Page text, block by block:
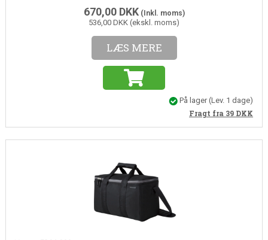
670,00 DKK(Inkl. moms)
536,00 DKK (ekskl. moms)
LÆS MERE
På lager(Lev. 1 dage)
Fragt fra 39 DKK